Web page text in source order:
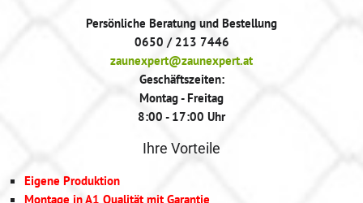
Persönliche Beratung und Bestellung
0650 / 213 7446
zaunexpert@zaunexpert.at
Geschäftszeiten:
Montag - Freitag
8:00 - 17:00 Uhr
Ihre Vorteile
Eigene Produktion
Montage in A1 Qualität mit Garantie